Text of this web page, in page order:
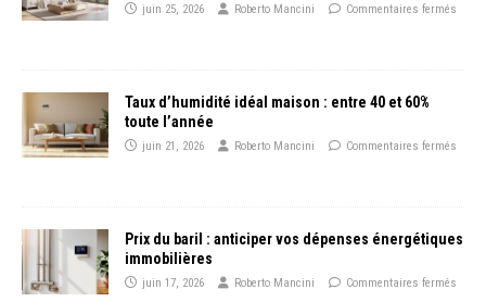
juin 25, 2026 Roberto Mancini Commentaires fermés
Taux d’humidité idéal maison : entre 40 et 60%
toute l’année
juin 21, 2026 Roberto Mancini Commentaires fermés
Prix du baril : anticiper vos dépenses énergétiques
immobilières
juin 17, 2026 Roberto Mancini Commentaires fermés